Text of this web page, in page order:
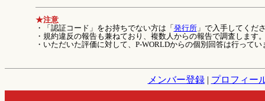
★注意
・「認証コード」をお持ちでない方は「 発行所」で入手してくだ
・規約違反の報告も兼ねており、複数人からの報告で調査します
・いただいた評価に対して、P-WORLDからの個別回答は行ってい
メンバー登録| プロフィー